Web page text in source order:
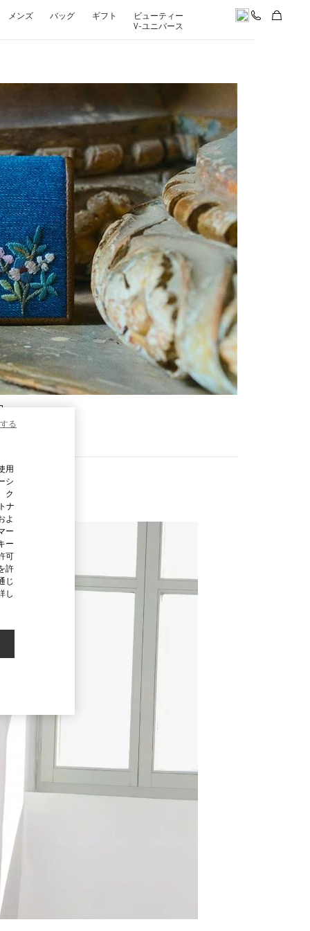
メンズ バッグ ギフト
ビューティー
V-ユニバース
in New Tab
用
シ
ク
ナ
よ
ー
ー
可
許
じ
し
る